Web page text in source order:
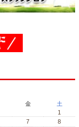
金
土
1
7
8